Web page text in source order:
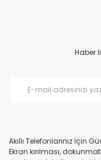
Ürün resmi kalitesiz,
Ürün
Haber
Akıllı Telefonlarınız İçin
Ekran kırılması,